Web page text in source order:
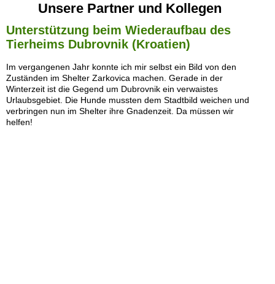
Unsere Partner und Kollegen
Unterstützung beim Wiederaufbau des
Tierheims Dubrovnik (Kroatien)
Im vergangenen Jahr konnte ich mir selbst ein Bild von den
Zuständen im Shelter Zarkovica machen. Gerade in der
Winterzeit ist die Gegend um Dubrovnik ein verwaistes
Urlaubsgebiet. Die Hunde mussten dem Stadtbild weichen und
verbringen nun im Shelter ihre Gnadenzeit. Da müssen wir
helfen!